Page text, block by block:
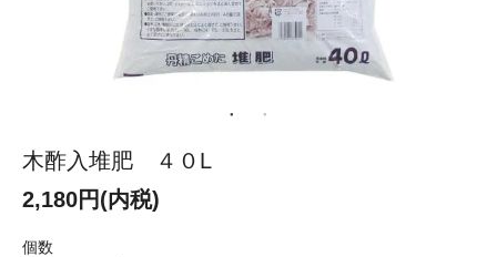
木酢入堆肥 ４０L
2,180円(内税)
個数